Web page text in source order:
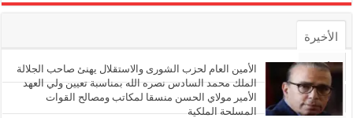
الأخيرة
الأشهر
تعليقات
الأمين العام لحزب الشورى والاستقلال يهنئ صاحب الجلالة
الملك محمد السادس نصره الله بمناسبة تعيين ولي العهد
الأمير مولاي الحسن منسقا لمكاتب ومصالح القوات
المسلحة الملكية